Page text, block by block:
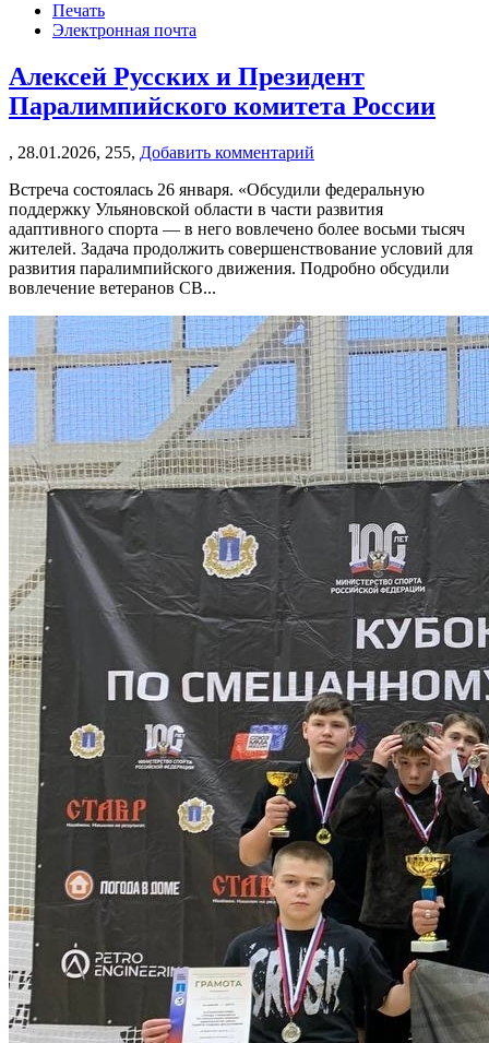
Печать
Электронная почта
Алексей Русских и Президент
Паралимпийского комитета России
, 28.01.2026, 255, Добавить комментарий
Встреча состоялась 26 января. «Обсудили федеральную
поддержку Ульяновской области в части развития
адаптивного спорта — в него вовлечено более восьми тысяч
жителей. Задача продолжить совершенствование условий для
развития паралимпийского движения. Подробно обсудили
вовлечение ветеранов СВ...